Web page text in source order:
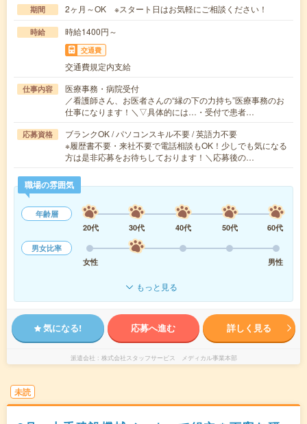
期間 2ヶ月～OK ※スタート日はお気軽にご相談ください！
時給 時給1400円～
交通費
交通費規定内支給
仕事内容
医療事務・病院受付
／看護師さん、お医者さんの“縁の下の力持ち”医療事務のお
仕事になります！＼▽具体的には…・受付で患者…
応募資格
ブランクOK / パソコンスキル不要 / 英語力不要
※履歴書不要・来社不要で電話相談もOK！少しでも気になる
方は是非応募をお待ちしております！＼応募後の…
職場の雰囲気
年齢層
20代
30代 40代 50代
60代
男女比率
女性
男性
もっと見る
気になる! 応募へ進む 詳しく見る
派遣会社 株式会社スタッフサービス メディカル事業本部
未読